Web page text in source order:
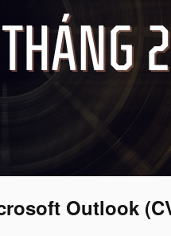
Outlook